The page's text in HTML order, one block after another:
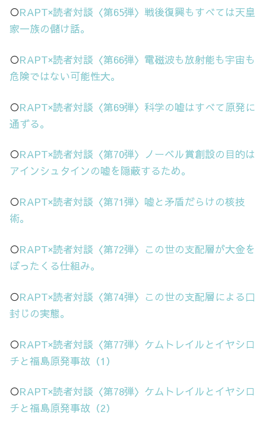
○RAPT×読者対談〈第65弾〉戦後復興もすべては天皇
家一族の儲け話。
○RAPT×読者対談〈第66弾〉電磁波も放射能も宇宙も
危険ではない可能性大。
○RAPT×読者対談〈第69弾〉科学の嘘はすべて原発に
通ずる。
○RAPT×読者対談〈第70弾〉ノーベル賞創設の目的は
アインシュタインの嘘を隠蔽するため。
○RAPT×読者対談〈第71弾〉嘘と矛盾だらけの核技
術。
○RAPT×読者対談〈第72弾〉この世の支配層が大金を
ぼったくる仕組み。
○RAPT×読者対談〈第74弾〉この世の支配層による口
封じの実態。
○RAPT×読者対談〈第77弾〉ケムトレイルとイヤシロ
チと福島原発事故（1）
○RAPT×読者対談〈第78弾〉ケムトレイルとイヤシロ
チと福島原発事故（2）